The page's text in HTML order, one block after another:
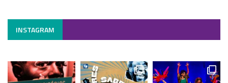
INSTAGRAM